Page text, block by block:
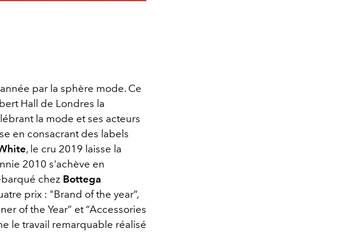
par la sphère mode. Ce
Hall de Londres la
la mode et ses acteurs
en consacrant des labels
, le cru 2019 laisse la
2010 s'achève en
chez Bottega
prix : "Brand of the year”,
of the Year” et “Accessories
le travail remarquable réalisé